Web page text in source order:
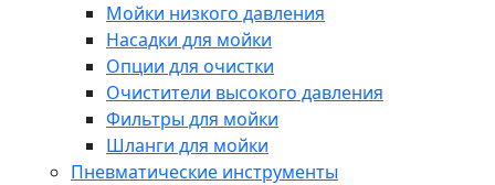
Мойки низкого давления
Насадки для мойки
Опции для очистки
Очистители высокого давления
Фильтры для мойки
Шланги для мойки
Пневматические инструменты